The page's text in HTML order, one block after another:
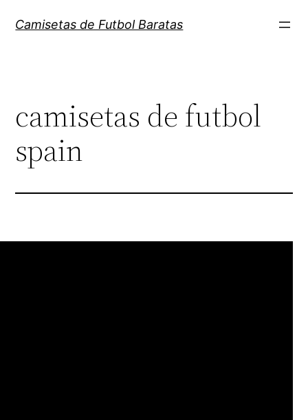
Camisetas de Futbol Baratas
camisetas de futbol
spain